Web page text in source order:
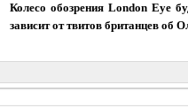
Колесо обозрения London Eye
зависит от твитов британцев об